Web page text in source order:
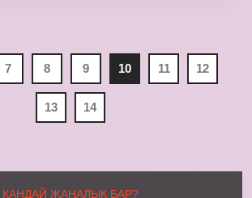
7 8 9 10 11 12
13 14
ҚАНДАЙ ЖАҢАЛЫҚ БАР?